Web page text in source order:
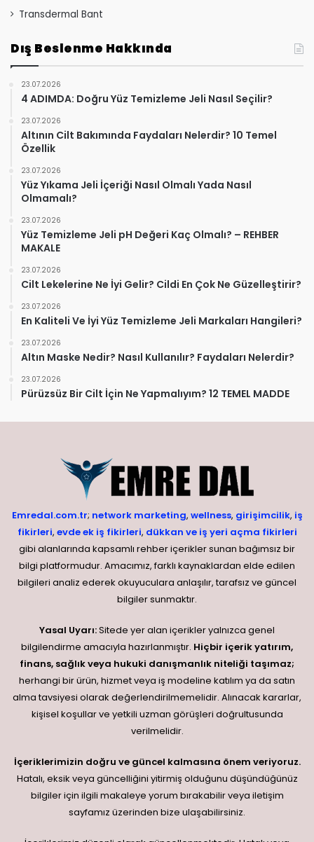
Transdermal Bant
Dış Beslenme Hakkında
23.07.2026
4 ADIMDA: Doğru Yüz Temizleme Jeli Nasıl Seçilir?
23.07.2026
Altının Cilt Bakımında Faydaları Nelerdir? 10 Temel
Özellik
23.07.2026
Yüz Yıkama Jeli İçeriği Nasıl Olmalı Yada Nasıl
Olmamalı?
23.07.2026
Yüz Temizleme Jeli pH Değeri Kaç Olmalı? – REHBER
MAKALE
23.07.2026
Cilt Lekelerine Ne İyi Gelir? Cildi En Çok Ne Güzelleştirir?
23.07.2026
En Kaliteli Ve İyi Yüz Temizleme Jeli Markaları Hangileri?
23.07.2026
Altın Maske Nedir? Nasıl Kullanılır? Faydaları Nelerdir?
23.07.2026
Pürüzsüz Bir Cilt İçin Ne Yapmalıyım? 12 TEMEL MADDE
Emredal.com.tr; network marketing, wellness, girişimcilik, iş
fikirleri, evde ek iş fikirleri, dükkan ve iş yeri açma fikirleri
gibi alanlarında kapsamlı rehber içerikler sunan bağımsız bir
bilgi platformudur. Amacımız, farklı kaynaklardan elde edilen
bilgileri analiz ederek okuyuculara anlaşılır, tarafsız ve güncel
bilgiler sunmaktır.
Yasal Uyarı:Sitede yer alan içerikler yalnızca genel
bilgilendirme amacıyla hazırlanmıştır. Hiçbir içerik yatırım,
finans, sağlık veya hukuki danışmanlık niteliği taşımaz;
herhangi bir ürün, hizmet veya iş modeline katılım ya da satın
alma tavsiyesi olarak değerlendirilmemelidir. Alınacak kararlar,
kişisel koşullar ve yetkili uzman görüşleri doğrultusunda
verilmelidir.
İçeriklerimizin doğru ve güncel kalmasına önem veriyoruz.
Hatalı, eksik veya güncelliğini yitirmiş olduğunu düşündüğünüz
bilgiler için ilgili makaleye yorum bırakabilir veya iletişim
sayfamız üzerinden bize ulaşabilirsiniz.